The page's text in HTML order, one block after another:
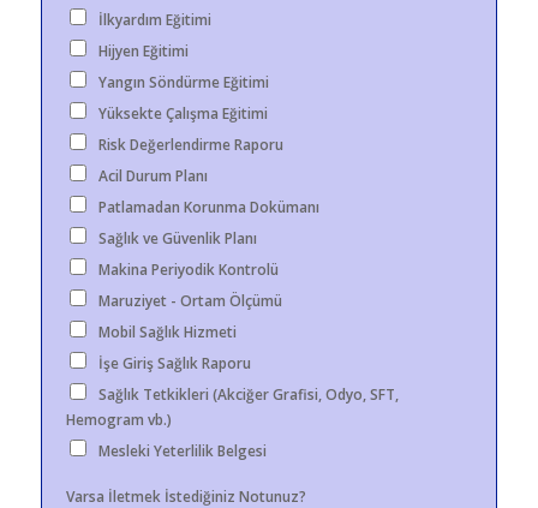
İlkyardım Eğitimi
Hijyen Eğitimi
Yangın Söndürme Eğitimi
Yüksekte Çalışma Eğitimi
Risk Değerlendirme Raporu
Acil Durum Planı
Patlamadan Korunma Dokümanı
Sağlık ve Güvenlik Planı
Makina Periyodik Kontrolü
Maruziyet - Ortam Ölçümü
Mobil Sağlık Hizmeti
İşe Giriş Sağlık Raporu
Sağlık Tetkikleri (Akciğer Grafisi, Odyo, SFT,
Hemogram vb.)
Mesleki Yeterlilik Belgesi
Varsa İletmek İstediğiniz Notunuz?